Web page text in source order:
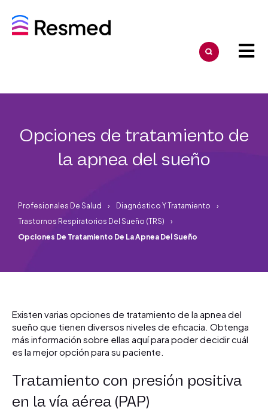
Opciones de tratamiento de
la apnea del sueño
Profesionales De Salud
Diagnóstico Y Tratamiento
Trastornos Respiratorios Del Sueño (TRS)
Opciones De Tratamiento De La Apnea Del Sueño
Existen varias opciones de tratamiento de la apnea del
sueño que tienen diversos niveles de eficacia. Obtenga
más información sobre ellas aquí para poder decidir cuál
es la mejor opción para su paciente.
Tratamiento con presión positiva
en la vía aérea (PAP)